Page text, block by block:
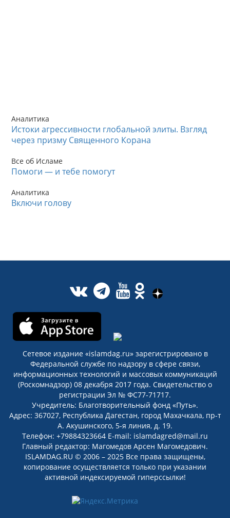
Аналитика
Истоки агрессивности глобальной элиты. Взгляд
через призму Священного Корана
Все об Исламе
Помоги — и тебе помогут
Аналитика
Включи голову
Сетевое издание «islamdag.ru» зарегистрировано в
Федеральной службе по надзору в сфере связи,
информационных технологий и массовых коммуникаций
(Роскомнадзор) 08 декабря 2017 года. Свидетельство о
регистрации Эл № ФС77-71717.
Учредитель: Благотворительный фонд «Путь».
Адрес: 367027, Республика Дагестан, город Махачкала, пр-т
А. Акушинского, 5-я линия, д. 19.
Телефон: +79884323664 E-mail: islamdagred@mail.ru
Главный редактор: Магомедов Арсен Магомедович.
ISLAMDAG.RU © 2006 – 2025 Все права защищены,
копирование осуществляется только при указании
активной индексируемой гиперссылки!